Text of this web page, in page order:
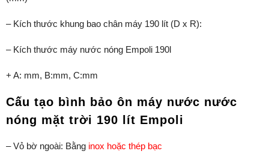
– Kích thước khung bao chân máy 190 lít (D x R):
– Kích thước máy nước nóng Empoli 190l
+ A: mm, B:mm, C:mm
Cấu tạo bình bảo ôn máy nước nước
nóng mặt trời 190 lít Empoli
– Vỏ bờ ngoài: Bằng inox hoặc thép bạc